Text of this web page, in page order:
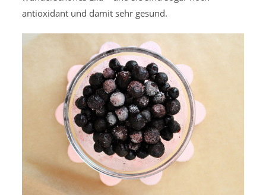
antioxidant und damit sehr gesund.